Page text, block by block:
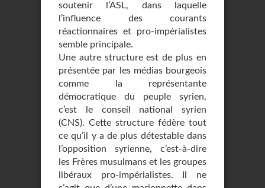
soutenir l’ASL, dans laquelle
l’influence des courants
réactionnaires et pro-impérialistes
semble principale.
Une autre structure est de plus en
présentée par les médias bourgeois
comme la représentante
démocratique du peuple syrien,
c’est le conseil national syrien
(CNS). Cette structure fédère tout
ce qu’il y a de plus détestable dans
l’opposition syrienne, c’est-à-dire
les Frères musulmans et les groupes
libéraux pro-impérialistes. Il ne